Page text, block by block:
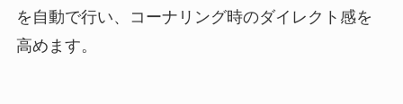
を自動で行い、コーナリング時のダイレクト感を
高めます。